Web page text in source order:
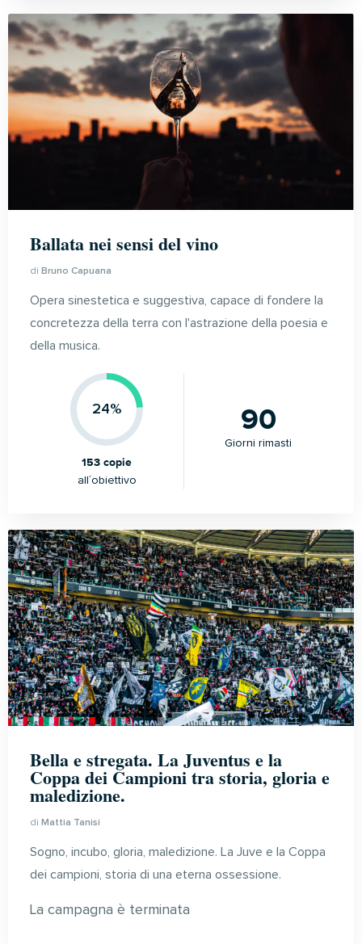
Ballata nei sensi del vino
di Bruno Capuana
Opera sinestetica e suggestiva, capace di fondere la
concretezza della terra con l'astrazione della poesia e
della musica.
24%
153 copie
all´obiettivo
90
Giorni rimasti
Bella e stregata. La Juventus e la
Coppa dei Campioni tra storia, gloria e
maledizione.
di Mattia Tanisi
Sogno, incubo, gloria, maledizione. La Juve e la Coppa
dei campioni, storia di una eterna ossessione.
La campagna è terminata